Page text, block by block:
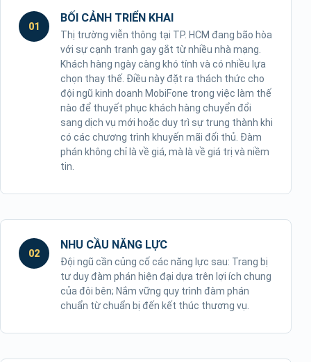
01
BỐI CẢNH TRIỂN KHAI
Thị trường viễn thông tại TP. HCM đang bão hòa
với sự cạnh tranh gay gắt từ nhiều nhà mạng.
Khách hàng ngày càng khó tính và có nhiều lựa
chọn thay thế. Điều này đặt ra thách thức cho
đội ngũ kinh doanh MobiFone trong việc làm thế
nào để thuyết phục khách hàng chuyển đổi
sang dịch vụ mới hoặc duy trì sự trung thành khi
có các chương trình khuyến mãi đối thủ. Đàm
phán không chỉ là về giá, mà là về giá trị và niềm
tin.
02
NHU CẦU NĂNG LỰC
Đội ngũ cần củng cố các năng lực sau: Trang bị
tư duy đàm phán hiện đại dựa trên lợi ích chung
của đôi bên; Nắm vững quy trình đàm phán
chuẩn từ chuẩn bị đến kết thúc thương vụ.